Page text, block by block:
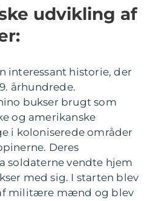
udvikling af
interessant historie, der
århundrede.
bukser brugt som
og amerikanske
i koloniserede områder
Deres
soldaterne vendte hjem
med sig. I starten blev
militære mænd og blev